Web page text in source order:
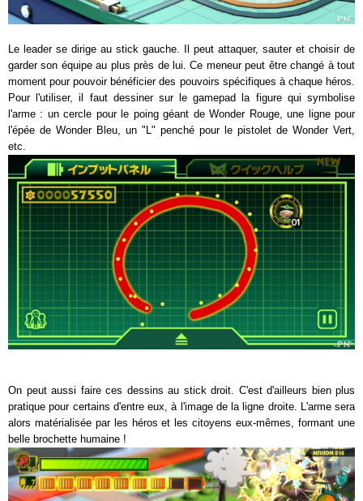
Le leader se dirige au stick gauche. Il peut attaquer, sauter et choisir de
garder son équipe au plus près de lui. Ce meneur peut être changé à tout
moment pour pouvoir bénéficier des pouvoirs spécifiques à chaque héros.
Pour l'utiliser, il faut dessiner sur le gamepad la figure qui symbolise
l'arme : un cercle pour le poing géant de Wonder Rouge, une ligne pour
l'épée de Wonder Bleu, un "L" penché pour le pistolet de Wonder Vert,
etc.
On peut aussi faire ces dessins au stick droit. C'est d'ailleurs bien plus
pratique pour certains d'entre eux, à l'image de la ligne droite. L'arme sera
alors matérialisée par les héros et les citoyens eux-mêmes, formant une
belle brochette humaine !